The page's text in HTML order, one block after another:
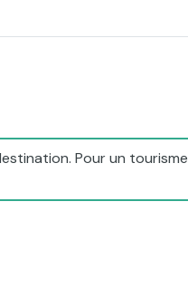
Pour un tourisme